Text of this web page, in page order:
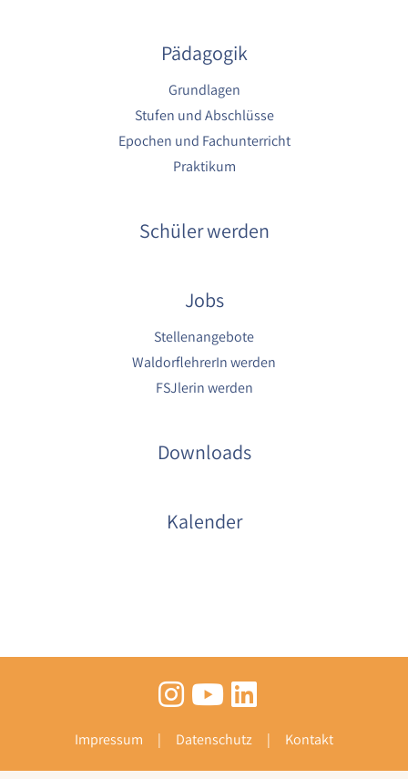
Pädagogik
Grundlagen
Stufen und Abschlüsse
Epochen und Fachunterricht
Praktikum
Schüler werden
Jobs
Stellenangebote
WaldorflehrerIn werden
FSJlerin werden
Downloads
Kalender
Impressum Datenschutz Kontakt